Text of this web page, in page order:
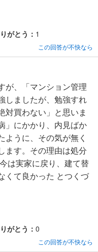
がとう： 1
この回答が不快なら
が、「マンション管理
しましたが、勉強すれ
対買わない」と思いま
」にかかり、内見ばか
ように、その気が無く
ます。その理由は処分
は実家に戻り、建て替
くて良かった とつくづ
がとう： 0
この回答が不快なら